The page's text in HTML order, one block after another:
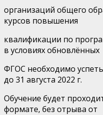
организаций общего
курсов повышения
квалификации по
в условиях обновлённых
ФГОС необходимо
до 31 августа 2022 г.
Обучение будет
формате, без отрыва от